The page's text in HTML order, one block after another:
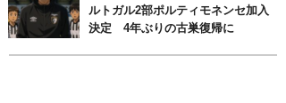
ルトガル2部ポルティモネンセ加入
決定 4年ぶりの古巣復帰に